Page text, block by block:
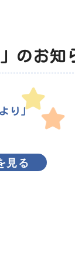
のお知
り」
見る